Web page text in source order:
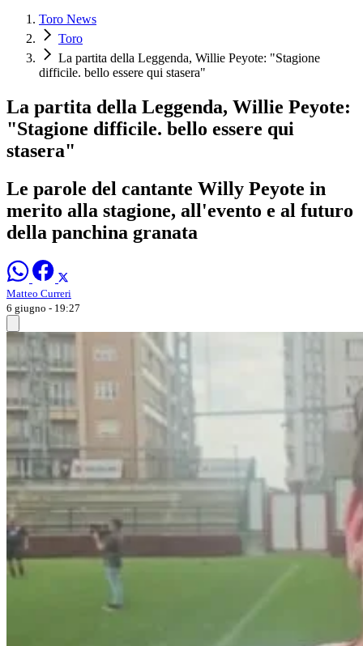
Toro News
Toro
La partita della Leggenda, Willie Peyote: "Stagione
difficile. bello essere qui stasera"
La partita della Leggenda, Willie Peyote:
"Stagione difficile. bello essere qui
stasera"
Le parole del cantante Willy Peyote in
merito alla stagione, all'evento e al futuro
della panchina granata
Matteo Curreri
6 giugno - 19:27